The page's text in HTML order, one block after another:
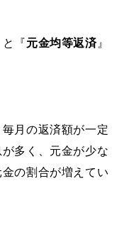
と『元金均等返済』
月の返済額が一定
多く、元金が少な
の割合が増えてい